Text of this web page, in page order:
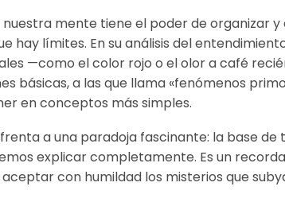
nuestra mente tiene el poder de organizar
hay límites. En su análisis del
—como el color rojo o el olor a café
básicas, a las que llama «fenómenos
en conceptos más simples.
a una paradoja fascinante: la base
explicar completamente. Es un
con humildad los misterios que